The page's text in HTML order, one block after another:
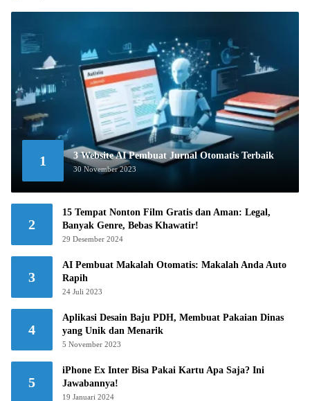
1 3 Website AI Pembuat Jurnal Otomatis Terbaik
30 November 2023
2
15 Tempat Nonton Film Gratis dan Aman: Legal,
Banyak Genre, Bebas Khawatir!
29 Desember 2024
3
AI Pembuat Makalah Otomatis: Makalah Anda Auto
Rapih
24 Juli 2023
4
Aplikasi Desain Baju PDH, Membuat Pakaian Dinas
yang Unik dan Menarik
5 November 2023
5
iPhone Ex Inter Bisa Pakai Kartu Apa Saja? Ini
Jawabannya!
19 Januari 2024